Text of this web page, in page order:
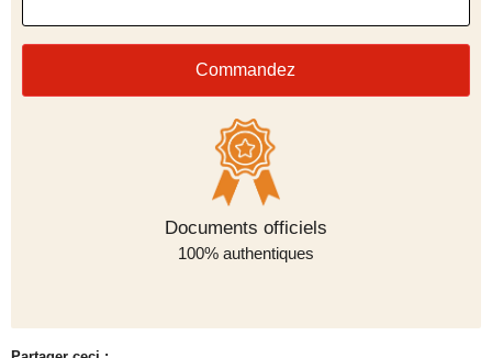
Commandez
Documents officiels
100% authentiques
Méthodes de paiement
sécurisées